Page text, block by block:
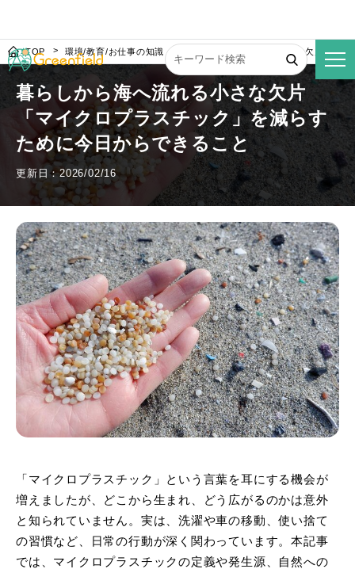
TOP 環境/教育/お仕事の知識 暮らしから海へ流れる小さな欠片「マ
暮らしから海へ流れる小さな欠片
「マイクロプラスチック」を減らす
ために今日からできること
更新日：2026/02/16
「マイクロプラスチック」という言葉を耳にする機会が
増えましたが、どこから生まれ、どう広がるのかは意外
と知られていません。実は、洗濯や車の移動、使い捨て
の習慣など、日常の行動が深く関わっています。本記事
では、マイクロプラスチックの定義や発生源、自然への